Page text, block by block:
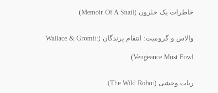
خاطرات یک حلزون (Memoir Of A Snail)
والاس و گرومیت: انتقام پرندگان (Wallace & Gromit:
Vengeance Most Fowl)
ربات وحشی (The Wild Robot)